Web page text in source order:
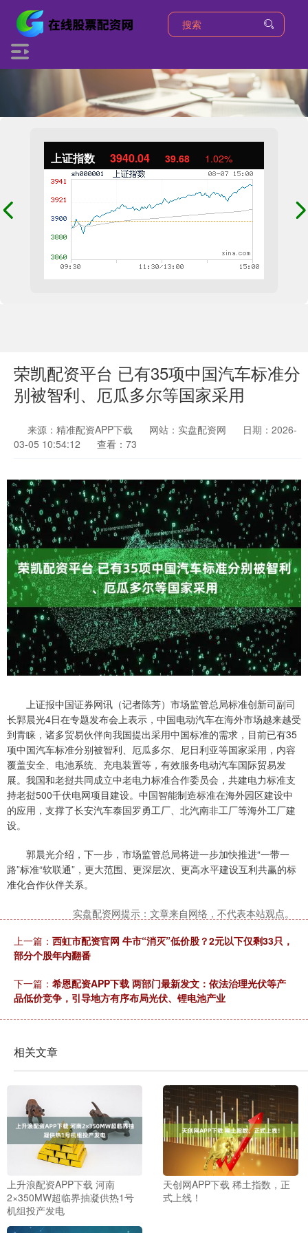
上证指数 3940.04 39.68 1.02%
荣凯配资平台 已有35项中国汽车标准分
别被智利、厄瓜多尔等国家采用
来源：精准配资APP下载 网站：实盘配资网
日期：2026-
03-05 10:54:12
查看：73
上证报中国证券网讯（记者陈芳）市场监管总局标准创新司副司
长郭晨光4日在专题发布会上表示，中国电动汽车在海外市场越来越受
到青睐，诸多贸易伙伴向我国提出采用中国标准的需求，目前已有35
项中国汽车标准分别被智利、厄瓜多尔、尼日利亚等国家采用，内容
覆盖安全、电池系统、充电装置等，有效服务电动汽车国际贸易发
展。我国和老挝共同成立中老电力标准合作委员会，共建电力标准支
持老挝500千伏电网项目建设。中国智能制造标准在海外园区建设中
的应用，支撑了长安汽车泰国罗勇工厂、北汽南非工厂等海外工厂建
设。
郭晨光介绍，下一步，市场监管总局将进一步加快推进“一带一
路”标准“软联通”，更大范围、更深层次、更高水平建设互利共赢的标
准化合作伙伴关系。
实盘配资网提示：文章来自网络，不代表本站观点。
上一篇： 西虹市配资官网 牛市“消灭”低价股？2元以下仅剩33只，
部分个股年内翻番
下一篇： 希恩配资APP下载 两部门最新发文：依法治理光伏等产
品低价竞争，引导地方有序布局光伏、锂电池产业
相关文章
上升浪配资APP下载 河南
2×350MW超临界抽凝供热1号
机组投产发电
天创网APP下载 稀土指数，正
式上线！